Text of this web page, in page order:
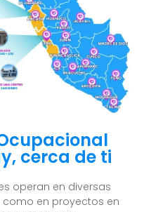
cerca de ti
operan en diversas
como en proyectos en